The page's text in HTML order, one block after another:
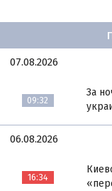
07.08.2026
09:32
За
06.08.2026
16:34